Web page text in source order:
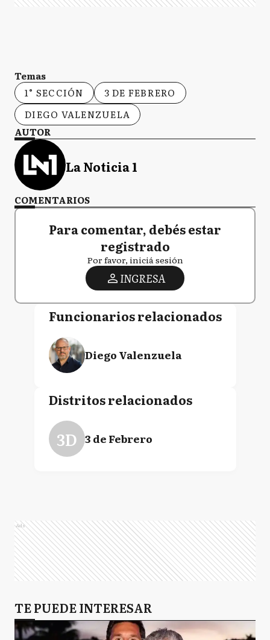
Temas
1° SECCIÓN
3 DE FEBRERO
DIEGO VALENZUELA
AUTOR
La Noticia 1
COMENTARIOS
Para comentar, debés estar
registrado
Por favor, iniciá sesión
INGRESA
Funcionarios relacionados
Diego Valenzuela
Distritos relacionados
3D 3 de Febrero
Ads
TE PUEDE INTERESAR